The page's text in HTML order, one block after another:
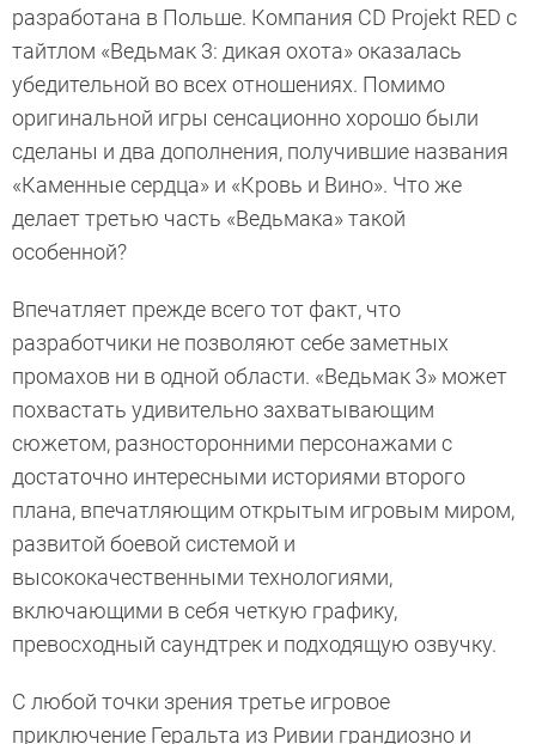
разработана в Польше. Компания CD Projekt RED с
тайтлом «Ведьмак 3: дикая охота» оказалась
убедительной во всех отношениях. Помимо
оригинальной игры сенсационно хорошо были
сделаны и два дополнения, получившие названия
«Каменные сердца» и «Кровь и Вино». Что же
делает третью часть «Ведьмака» такой
особенной?
Впечатляет прежде всего тот факт, что
разработчики не позволяют себе заметных
промахов ни в одной области. «Ведьмак 3» может
похвастать удивительно захватывающим
сюжетом, разносторонними персонажами с
достаточно интересными историями второго
плана, впечатляющим открытым игровым миром,
развитой боевой системой и
высококачественными технологиями,
включающими в себя четкую графику,
превосходный саундтрек и подходящую озвучку.
С любой точки зрения третье игровое
приключение Геральта из Ривии грандиозно и